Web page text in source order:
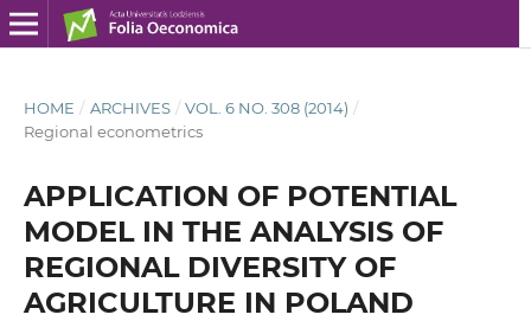
HOME / ARCHIVES / VOL. 6 NO. 308 (2014) /
Regional econometrics
APPLICATION OF POTENTIAL
MODEL IN THE ANALYSIS OF
REGIONAL DIVERSITY OF
AGRICULTURE IN POLAND